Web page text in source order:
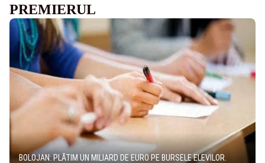
PREMIERUL
BOLOJAN: PLĂTIM UN MILIARD DE EURO PE BURSELE ELEVILOR.